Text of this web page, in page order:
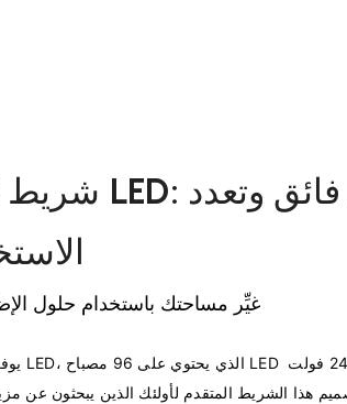
غيِّر مساحتك باستخدام حلول